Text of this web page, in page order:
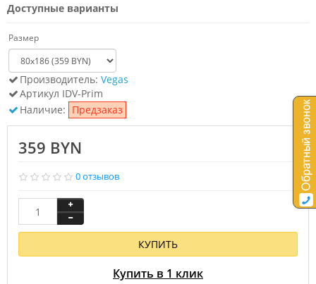
Доступные варианты
Размер
Производитель: Vegas
Артикул IDV-Prim
Наличие: Предзаказ
359 BYN
0 отзывов
КУПИТЬ
Купить в 1 клик